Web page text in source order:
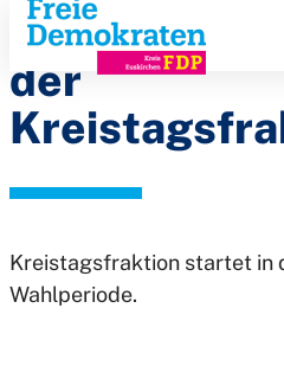
Direkt
Inhalt
der
Kreistagsfraktion startet in
Wahlperiode.